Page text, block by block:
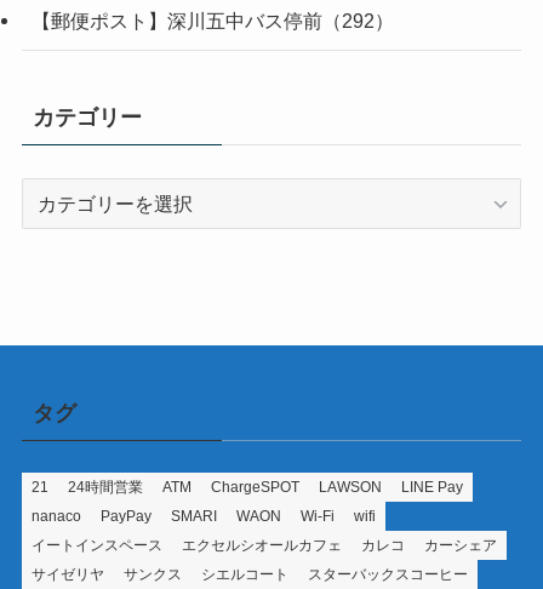
【郵便ポスト】深川五中バス停前（292）
カテゴリー
タグ
21 24時間営業 ATM ChargeSPOT LAWSON
LINE Pay
nanaco
PayPay SMARI WAON Wi-Fi
wifi
イートインスペース
エクセルシオールカフェ カレコ
カーシェア
サイゼリヤ
サンクス シエルコート
スターバックスコーヒー